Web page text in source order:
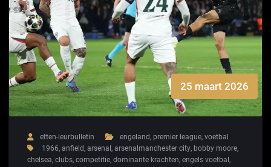
25 maart 2026
etten-leurbulletin engeland, premier league, voetbal
1966, anfield, arsenal , arsenalmanchester city, bobby moore,
chelsea, clubs, competitie, dominante krachten, engels voetbal ,